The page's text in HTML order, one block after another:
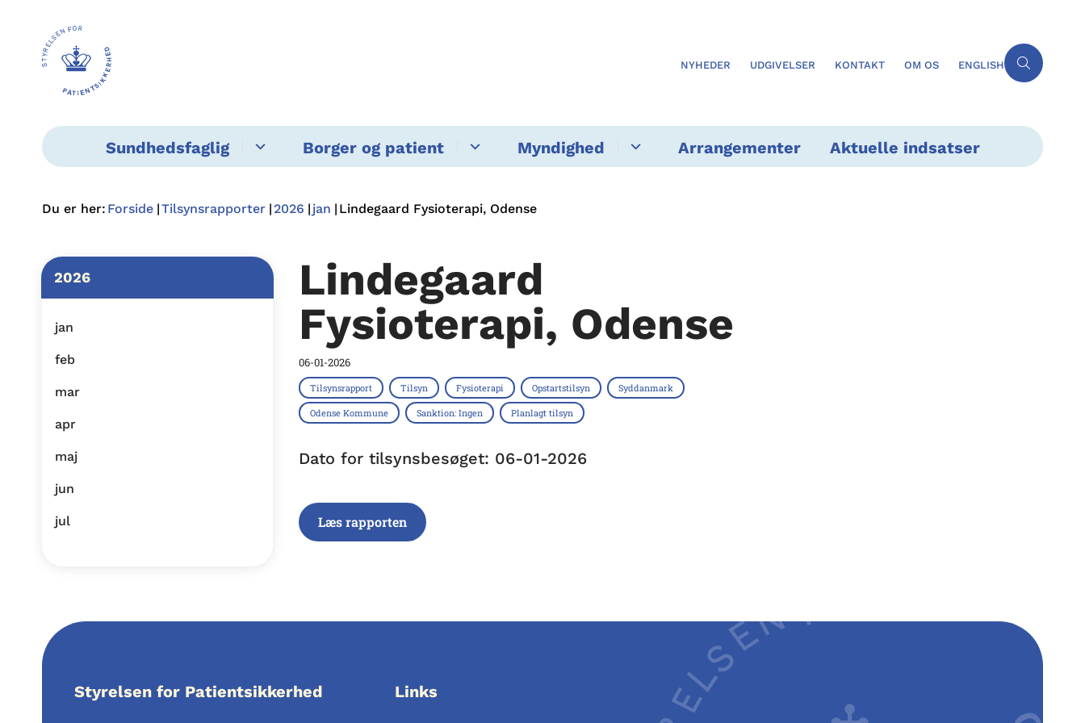
NYHEDER UDGIVELSER KONTAKT OM OS ENGLISH
Sundhedsfaglig Borger og patient Myndighed Arrangementer Aktuelle indsatser
Du er her: Forside Tilsynsrapporter 2026 jan Lindegaard Fysioterapi, Odense
2026
jan
feb
mar
apr
maj
jun
jul
Lindegaard
Fysioterapi, Odense
06-01-2026
Tilsynsrapport Tilsyn Fysioterapi Opstartstilsyn Syddanmark
Odense Kommune Sanktion: Ingen Planlagt tilsyn
Dato for tilsynsbesøget: 06-01-2026
Læs rapporten
Styrelsen for Patientsikkerhed Links